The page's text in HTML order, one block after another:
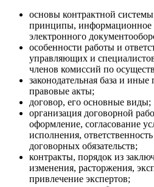
основы контрактной
принципы, информационное
электронного
особенности работы и
управляющих и
членов комиссий по
законодательная база и
правовые акты;
договор, его основные виды;
организация договорной
оформление, согласование
исполнения,
договорных обязательств;
контракты, порядок из
изменения, расторжения,
привлечение экспертов;